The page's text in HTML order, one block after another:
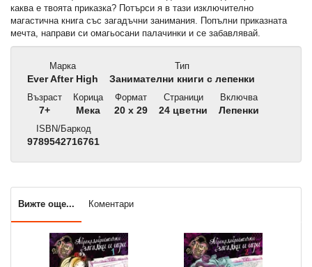
каква е твоята приказка? Потърси я в тази изключително
магастична книга със загадъчни занимания. Попълни приказната
мечта, направи си омагьосани палачинки и се забавлявай.
Марка
Ever After High
Тип
Занимателни книги с лепенки
Възраст
7+
Корица
Мека
Формат
20 x 29
Страници
24 цветни
Включва
Лепенки
ISBN/Баркод
9789542716761
Вижте още... Коментари